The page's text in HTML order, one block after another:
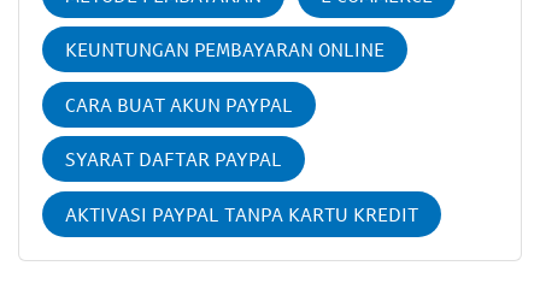
KEUNTUNGAN PEMBAYARAN ONLINE
CARA BUAT AKUN PAYPAL
SYARAT DAFTAR PAYPAL
AKTIVASI PAYPAL TANPA KARTU KREDIT